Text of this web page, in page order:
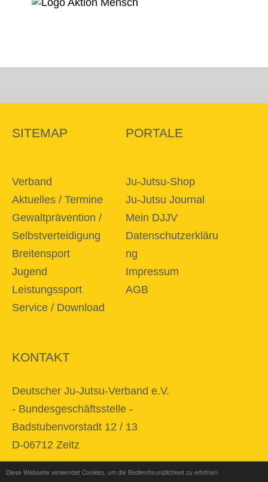
Diese Webseite verwendet Cookies, um die Bedienfreundlichkeit zu erhöhen.
SITEMAP
Verband
Aktuelles / Termine
Gewaltprävention /
Selbstverteidigung
Breitensport
Jugend
Leistungssport
Service / Download
PORTALE
Ju-Jutsu-Shop
Ju-Jutsu Journal
Mein DJJV
Datenschutzerkläru
ng
Impressum
AGB
KONTAKT
Deutscher Ju-Jutsu-Verband e.V.
- Bundesgeschäftsstelle -
Badstubenvorstadt 12 / 13
D-06712 Zeitz